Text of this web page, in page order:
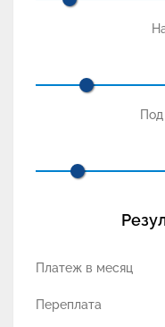
Платеж в месяц
Переплата